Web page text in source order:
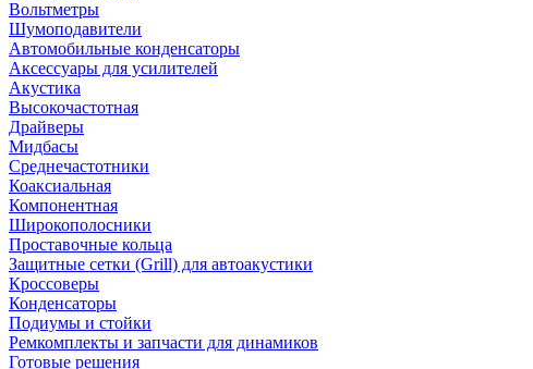
Вольтметры
Шумоподавители
Автомобильные конденсаторы
Аксессуары для усилителей
Акустика
Высокочастотная
Драйверы
Мидбасы
Среднечастотники
Коаксиальная
Компонентная
Широкополосники
Проставочные кольца
Защитные сетки (Grill) для автоакустики
Кроссоверы
Конденсаторы
Подиумы и стойки
Ремкомплекты и запчасти для динамиков
Готовые решения